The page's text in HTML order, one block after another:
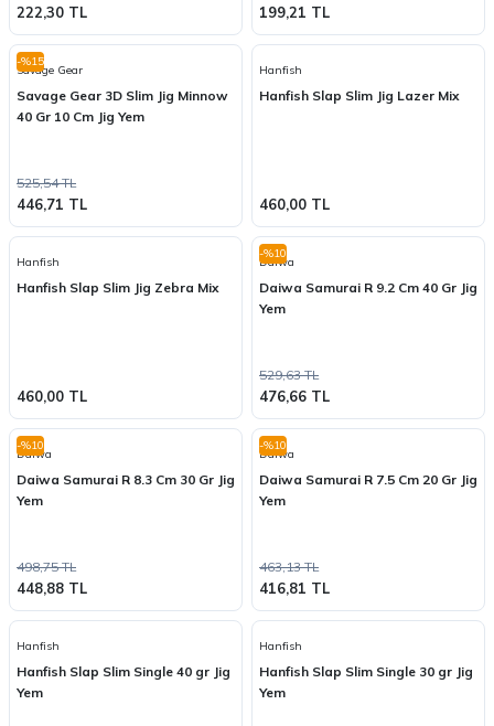
222,30 TL 199,21 TL
-%15
Savage Gear
Savage Gear 3D Slim Jig Minnow
40 Gr 10 Cm Jig Yem
525,54 TL
446,71 TL
Hanfish
Hanfish Slap Slim Jig Lazer Mix
460,00 TL
Hanfish
Hanfish Slap Slim Jig Zebra Mix
460,00 TL
-%10
Daiwa
Daiwa Samurai R 9.2 Cm 40 Gr Jig
Yem
529,63 TL
476,66 TL
-%10
Daiwa
Daiwa Samurai R 8.3 Cm 30 Gr Jig
Yem
498,75 TL
448,88 TL
-%10
Daiwa
Daiwa Samurai R 7.5 Cm 20 Gr Jig
Yem
463,13 TL
416,81 TL
Hanfish
Hanfish Slap Slim Single 40 gr Jig
Yem
Hanfish
Hanfish Slap Slim Single 30 gr Jig
Yem